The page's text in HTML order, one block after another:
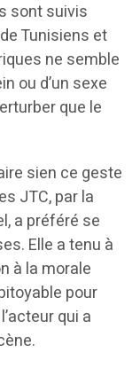
sont suivis
Tunisiens et
ne semble
ou d’un sexe
que le
sien ce geste
JTC, par la
a préféré se
Elle a tenu à
à la morale
pour
qui a